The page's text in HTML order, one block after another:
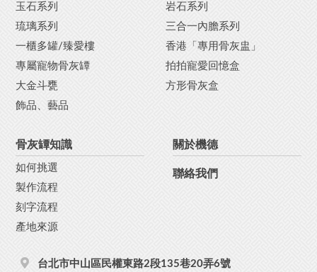
台北市中山區民權東路2段135巷20弄6號
玉石系列
岩石系列
琉璃系列
三合一內膽系列
一櫃多罐/臻愛樓
香港「專用骨灰盅」
專屬寵物骨灰罈
拍拍寵愛回憶盒
大金斗甕
方形骨灰盒
飾品、藝品
骨灰罈知識
如何挑選
製作流程
刻字流程
產地來源
關於機德
聯絡我們